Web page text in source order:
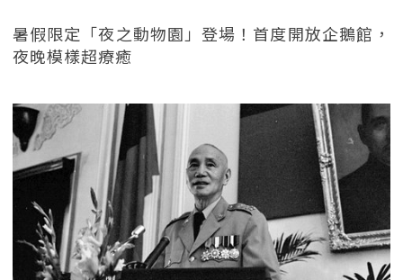
暑假限定「夜之動物園」登場！首度開放企鵝館，
夜晚模樣超療癒